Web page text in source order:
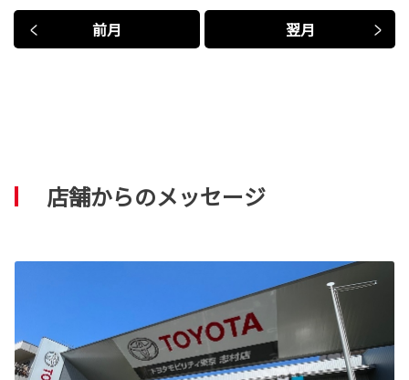
前月 翌月
店舗からのメッセージ